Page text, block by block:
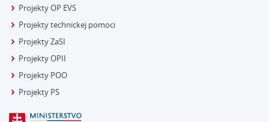
Projekty OP EVS
Projekty technickej pomoci
Projekty ZaSI
Projekty OPII
Projekty POO
Projekty PS